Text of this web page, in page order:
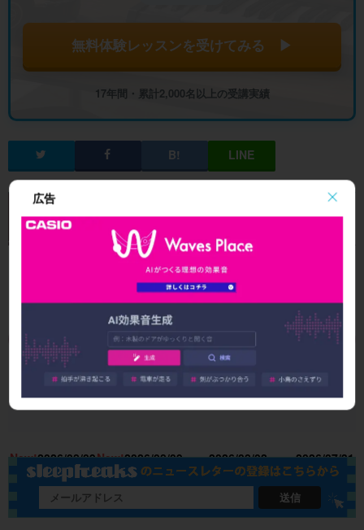
広告
無料体験レッスンを受けてみる ▶
17年間・累計2,000名以上の受講実績
新着記事一覧 全記事を見る
YAMAHA
URX22｜
マイクを
までを完
全解説！
New!2026/08/09
URX辞典
YAMAHA
URX22｜
PCと接続
の初期設
定を完全
解説！
New!2026/08/09
DTM × AI
SUNOの
使い方とA
I作曲がわ
に生成AI
を取り入
ガイド
2026/08/02
せ】J-PO
P歴代ヒッ
析”する公
開収録イ
ベント開
催
2026/07/31
送信